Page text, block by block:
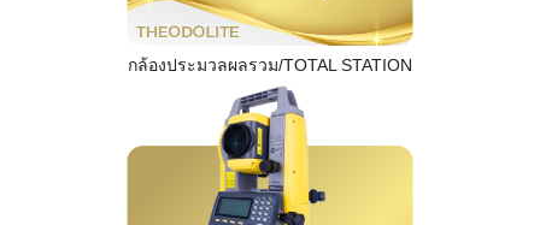
กล้องประมวลผลรวม/TOTAL STATION